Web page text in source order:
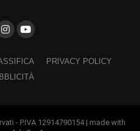
PRIVACY POLICY
- P.IVA 12914790154 | made with